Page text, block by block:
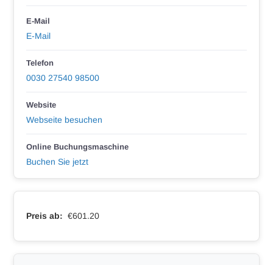
E-Mail
E-Mail
Telefon
0030 27540 98500
Website
Webseite besuchen
Online Buchungsmaschine
Buchen Sie jetzt
Preis ab: €601.20